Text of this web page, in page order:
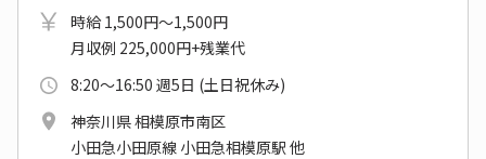
時給 1,500円～1,500円
月収例 225,000円+残業代
8:20～16:50 週5日 (土日祝休み)
神奈川県 相模原市南区
小田急小田原線 小田急相模原駅 他